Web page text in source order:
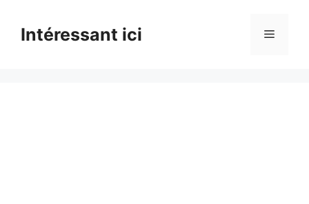
contentIntéressant ici Menu